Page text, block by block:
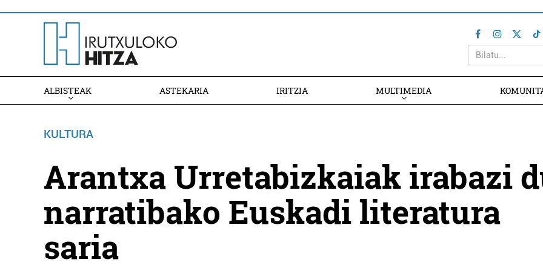
ALBISTEAK ASTEKARIA IRITZIA MULTIMEDIA
KULTURA
Arantxa Urretabizkaiak irabazi
narratibako Euskadi literatura
saria